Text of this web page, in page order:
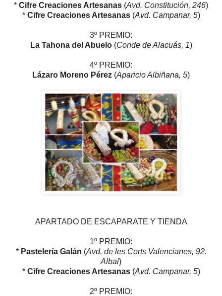
* Cifre Creaciones Artesanas (Avd. Constitución, 246)
* Cifre Creaciones Artesanas(Avd. Campanar, 5)
3º PREMIO:
La Tahona del Abuelo(Conde de Alacuás, 1)
4º PREMIO:
Lázaro Moreno Pérez (Aparicio Albiñana, 5)
APARTADO DE ESCAPARATE Y TIENDA
1º PREMIO:
* Pastelería Galán (Avd. de les Corts Valencianes, 92.
Albal)
* Cifre Creaciones Artesanas(Avd. Campanar, 5)
2º PREMIO: